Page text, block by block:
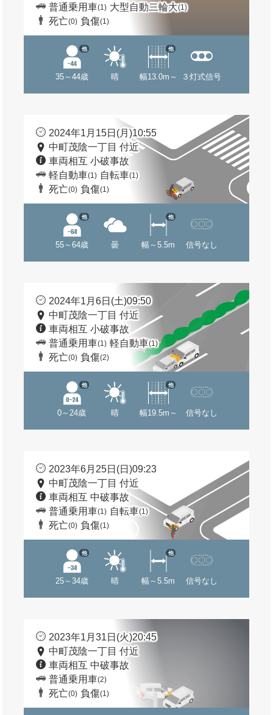
普通乗用車(1) 大型自動二輪大(1)
死亡(0) 負傷(1)
35～44歳
他
晴 幅13.0m～
他
３灯式信号
2024年1月15日(月)10:55
中町茂陰一丁目 付近
車両相互 小破事故
軽自動車(1) 自転車(1)
死亡(0) 負傷(1)
55～64歳
他
曇 幅～5.5m
他
信号なし
2024年1月6日(土)09:50
中町茂陰一丁目 付近
車両相互 小破事故
普通乗用車(1) 軽自動車(1)
死亡(0) 負傷(2)
0～24歳
他
晴 幅19.5m～
他
信号なし
2023年6月25日(日)09:23
中町茂陰一丁目 付近
車両相互 中破事故
普通乗用車(1) 自転車(1)
死亡(0) 負傷(1)
25～34歳
他
晴 幅～5.5m
他
信号なし
2023年1月31日(火)20:45
中町茂陰一丁目 付近
車両相互 中破事故
普通乗用車(2)
死亡(0) 負傷(1)